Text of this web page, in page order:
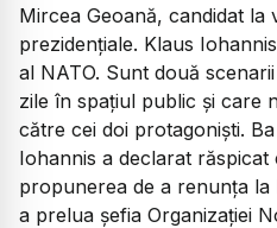
Mircea Geoană, candidat la
prezidențiale. Klaus
al NATO. Sunt două
zile în spațiul public și care
către cei doi protagoniști.
Iohannis a declarat
propunerea de a renunța
a prelua șefia Organizației